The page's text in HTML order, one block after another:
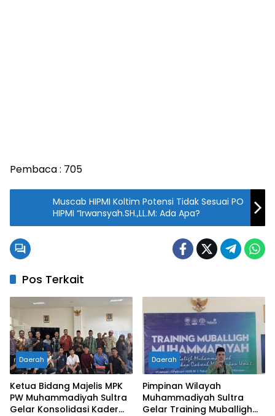
Pembaca : 705
Muscab HIPMI Koltim Potensi Tidak Sesuai PO
HIPMI “Irwansyah.SH.,LL.M: Ada Apa?
Pos Terkait
Daerah
Ketua Bidang Majelis MPK
PW Muhammadiyah Sultra
Gelar Konsolidasi Kader
Daerah
Pimpinan Wilayah
Muhammadiyah Sultra
Gelar Training Muballigh